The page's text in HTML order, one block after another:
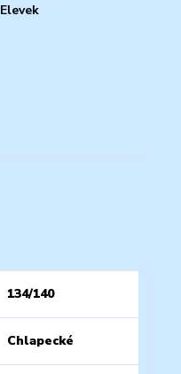
Elevek
134/140
Chlapecké